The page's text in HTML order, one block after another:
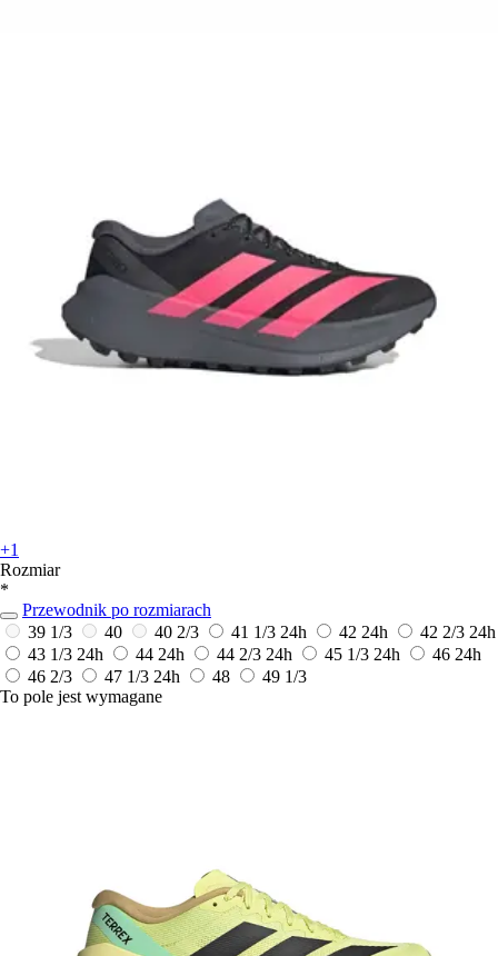
+1
Rozmiar
*
Przewodnik po rozmiarach
39 1/3
40 40 2/3 41 1/3 24h 42 24h 42 2/3 24h
43 1/3 24h 44 24h 44 2/3 24h 45 1/3 24h 46 24h
46 2/3
47 1/3 24h 48
49 1/3
To pole jest wymagane